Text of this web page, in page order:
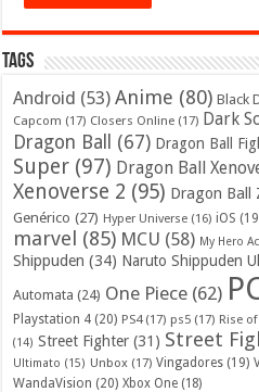
Tags
Android (53) Anime (80) Black
Capcom (17) Closers Online (17) Dark
Dragon Ball (67) Dragon Ball
Super (97) Dragon Ball
Xenoverse 2 (95) Dragon Ball
Genérico (27) Hyper Universe (16) iOS
marvel (85) MCU (58) My Hero
Shippuden (34) Naruto Shippuden
Automata (24) One Piece (62)
Playstation 4 (20) PS4(17) ps5 (17) Rise
(14) Street Fighter (31) Street
Ultimato (15) Unbox (17) Vingadores (19)
WandaVision (20) Xbox One (18)